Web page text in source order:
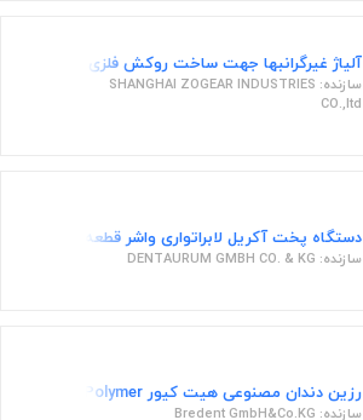
آلیاژ غیرگرانبها جهت ساخت روکش فلزی کرون و
سازنده: SHANGHAI ZOGEAR INDUSTRIES
CO.,ltd
دستگاه پخت آکریل لابراتواری واشر قطعه دستگاه پلی
سازنده: DENTAURUM GMBH CO. & KG
رزین دندان مصنوعی هیت کیور Piku Plast Monomer Polymer
سازنده: Bredent GmbH&Co.KG